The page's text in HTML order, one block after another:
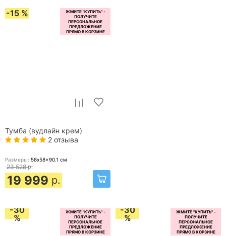
-15 %
Тумба (вудлайн крем)
2 отзыва
Размеры: 58x58x90.1 см
23 528 р.
19 999 р.
-30
%
-30
%